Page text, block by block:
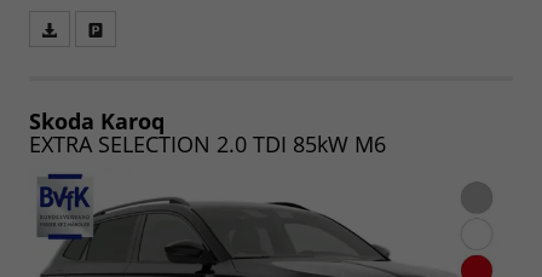
speichern/drucken
Skoda Karoq
EXTRA SELECTION 2.0 TDI 85kW M6